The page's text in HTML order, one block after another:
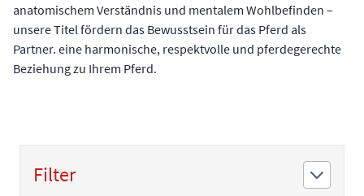
anatomischem Verständnis und mentalem Wohlbefinden –
unsere Titel fördern das Bewusstsein für das Pferd als
Partner. eine harmonische, respektvolle und pferdegerechte
Beziehung zu Ihrem Pferd.
Filter